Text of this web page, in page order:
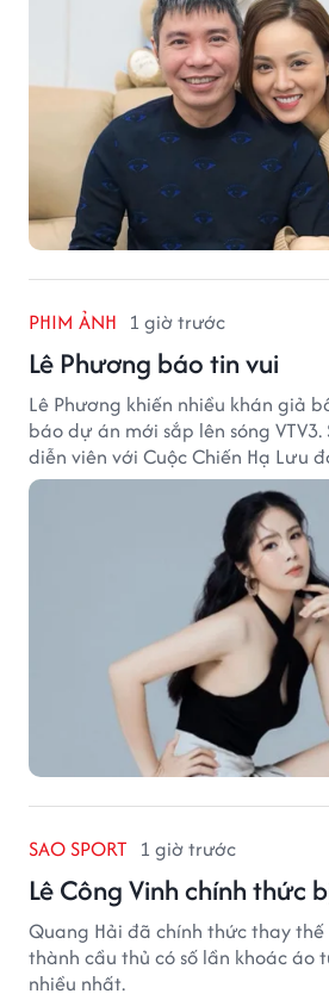
PHIM ẢNH 1 giờ trước
Lê Phương báo tin vui
Lê Phương khiến nhiều khán giả
báo dự án mới sắp lên sóng
diễn viên với Cuộc Chiến Hạ Lưu
nhiều sự quan tâm.
SAO SPORT 1 giờ trước
Lê Công Vinh chính thức
Quang Hải đã chính thức thay
thành cầu thủ có số lần khoác áo
nhiều nhất.